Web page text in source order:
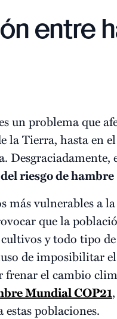
entre
un problema que
la Tierra, hasta en
riesgo de hambre
más vulnerables a
que la
y todo tipo
de imposibilitar
frenar el cambio
Mundial COP21
poblaciones.